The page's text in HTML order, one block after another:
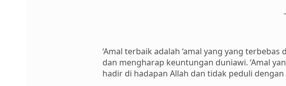
‘Amal terbaik adalah ‘amal yang yang
dan mengharap keuntungan duniawi. ‘Amal
hadir di hadapan Allah dan tidak peduli